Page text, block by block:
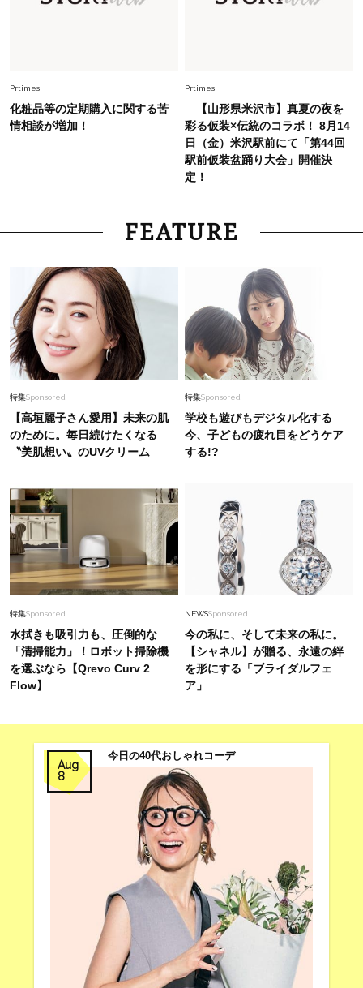
Prtimes
化粧品等の定期購入に関する苦
情相談が増加！
Prtimes
【山形県米沢市】真夏の夜を
彩る仮装×伝統のコラボ！ 8月14
日（金）米沢駅前にて「第44回
駅前仮装盆踊り大会」開催決
定！
FEATURE
特集Sponsored
【高垣麗子さん愛用】未来の肌
のために。毎日続けたくなる
〝美肌想い〟のUVクリーム
特集Sponsored
学校も遊びもデジタル化する
今、子どもの疲れ目をどうケア
する!?
特集Sponsored
水拭きも吸引力も、圧倒的な
「清掃能力」！ロボット掃除機
を選ぶなら【Qrevo Curv 2
Flow】
NEWSSponsored
今の私に、そして未来の私に。
【シャネル】が贈る、永遠の絆
を形にする「ブライダルフェ
ア」
Aug
8
今日の40代おしゃれコーデ